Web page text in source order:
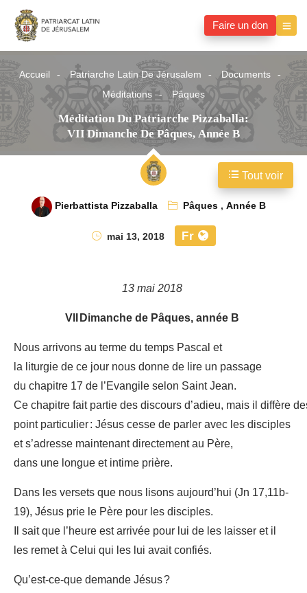
Faire un don
Accueil Patriarche Latin De Jérusalem
Documents
Méditations
Pâques
Méditation Du Patriarche Pizzaballa:
VII Dimanche De Pâques, Année B
Pierbattista Pizzaballa Pâques,Année B
mai 13, 2018
Fr
13 mai 2018
VII Dimanche de Pâques, année B
Nous arrivons au terme du temps Pascal et
la liturgie de ce jour nous donne de lire un passage
du chapitre 17 de l’Evangile selon Saint Jean.
Ce chapitre fait partie des discours d’adieu, mais il diffère
point particulier : Jésus cesse de parler avec les disciples
et s’adresse maintenant directement au Père,
dans une longue et intime prière.
Dans les versets que nous lisons aujourd’hui (Jn 17,11b-
19), Jésus prie le Père pour les disciples.
Il sait que l’heure est arrivée pour lui de les laisser et il
les remet à Celui qui les lui avait confiés.
Qu’est-ce-que demande Jésus ?
Tout voir